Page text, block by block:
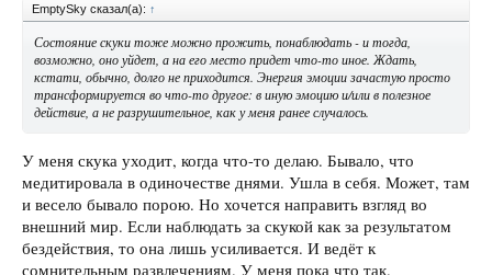
EmptySky сказал(а): ↑
Состояние скуки тоже можно прожить, понаблюдать - и тогда,
возможно, оно уйдет, а на его место придет что-то иное. Ждать,
кстати, обычно, долго не приходится. Энергия эмоции зачастую просто
трансформируется во что-то другое: в иную эмоцию и/или в полезное
действие, а не разрушительное, как у меня ранее случалось.
У меня скука уходит, когда что-то делаю. Бывало, что
медитировала в одиночестве днями. Ушла в себя. Может, там
и весело бывало порою. Но хочется направить взгляд во
внешний мир. Если наблюдать за скукой как за результатом
бездействия, то она лишь усиливается. И ведёт к
сомнительным развлечениям. У меня пока что так.